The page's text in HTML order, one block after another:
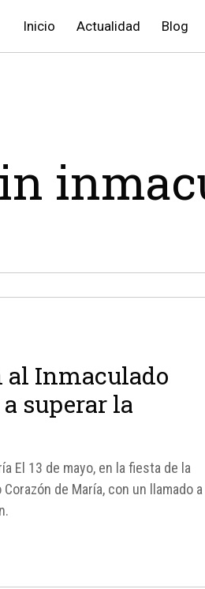
Inicio Actualidad Blog
al Inmaculado
superar la
El 13 de mayo, en la fiesta de la
de María, con un llamado a